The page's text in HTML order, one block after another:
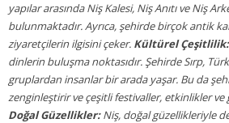
yapılar arasında Niş Kalesi, Niş Anıtı ve Niş
bulunmaktadır. Ayrıca, şehirde birçok antik
ziyaretçilerin ilgisini çeker. Kültürel Çeşitlilik:
dinlerin buluşma noktasıdır. Şehirde Sırp,
gruplardan insanlar bir arada yaşar. Bu da
zenginleştirir ve çeşitli festivaller, etkinlikler
Doğal Güzellikler:Niş, doğal güzellikleriyle